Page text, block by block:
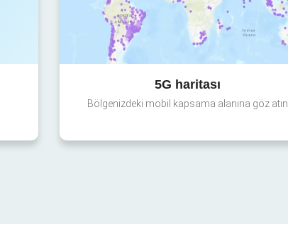
5G haritası
Bölgenizdeki mobil kapsama alanına göz atın